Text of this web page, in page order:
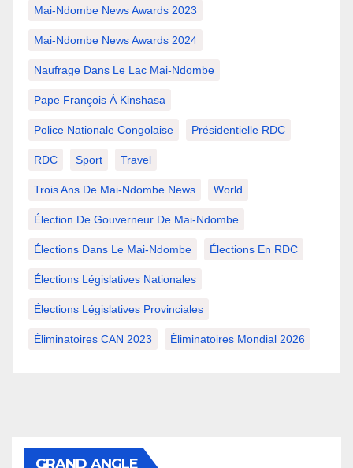
Mai-Ndombe News Awards 2023
Mai-Ndombe News Awards 2024
Naufrage Dans Le Lac Mai-Ndombe
Pape François À Kinshasa
Police Nationale Congolaise Présidentielle RDC
RDC Sport Travel
Trois Ans De Mai-Ndombe News World
Élection De Gouverneur De Mai-Ndombe
Élections Dans Le Mai-Ndombe Élections En RDC
Élections Législatives Nationales
Élections Législatives Provinciales
Éliminatoires CAN 2023 Éliminatoires Mondial 2026
GRAND ANGLE